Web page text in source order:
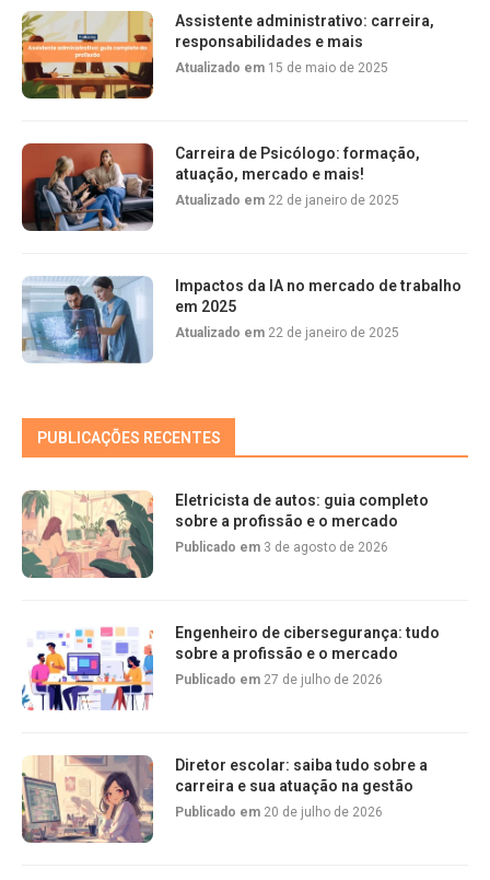
Assistente administrativo: carreira,
responsabilidades e mais
Atualizado em 15 de maio de 2025
Carreira de Psicólogo: formação,
atuação, mercado e mais!
Atualizado em 22 de janeiro de 2025
Impactos da IA no mercado de trabalho
em 2025
Atualizado em 22 de janeiro de 2025
PUBLICAÇÕES RECENTES
Eletricista de autos: guia completo
sobre a profissão e o mercado
Publicado em 3 de agosto de 2026
Engenheiro de cibersegurança: tudo
sobre a profissão e o mercado
Publicado em 27 de julho de 2026
Diretor escolar: saiba tudo sobre a
carreira e sua atuação na gestão
Publicado em 20 de julho de 2026